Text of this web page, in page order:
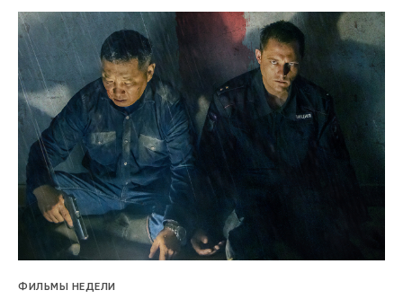
ФИЛЬМЫ НЕДЕЛИ